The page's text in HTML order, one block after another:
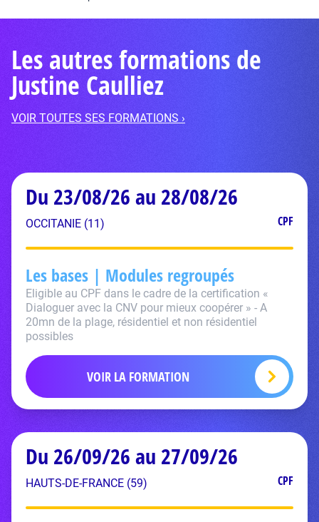
Les autres formations de
Justine Caulliez
VOIR TOUTES SES FORMATIONS ›
Du 23/08/26 au 28/08/26
OCCITANIE (11) CPF
Les bases | Modules regroupés
Eligible au CPF dans le cadre de la certification «
Dialoguer avec la CNV pour mieux coopérer » - A
20mn de la plage, résidentiel et non résidentiel
possibles
VOIR LA FORMATION
Du 26/09/26 au 27/09/26
HAUTS-DE-FRANCE (59) CPF